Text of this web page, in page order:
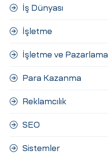
İş Dünyası
İşletme
İşletme ve Pazarlama
Para Kazanma
Reklamcılık
SEO
Sistemler